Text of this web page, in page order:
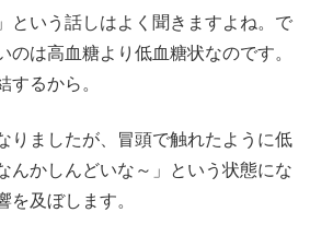
という話しはよく聞きますよね。で
のは高血糖より低血糖状なのです。
するから。
りましたが、冒頭で触れたように低
んかしんどいな～」という状態にな
を及ぼします。